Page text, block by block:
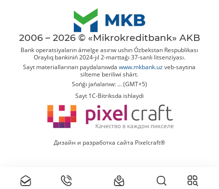
2006 – 2026 © «Mikrokreditbank» AKB
Bank operatsiyaların ámelge asırıw ushın Ózbekstan Respublikası
Oraylıq bankiniń 2024-jıl 2-marttaǵı 37-sanlı litsenziyası.
Sayt materiallarınan paydalanıwdawww.mkbank.uz veb-saytına
silteme beriliwi shárt.
Sońǵı jańalanıw: ... (GMT+5)
Sayt 1C-Bitriksda ishlaydi
Дизайн и разработка сайта Pixelcraft®